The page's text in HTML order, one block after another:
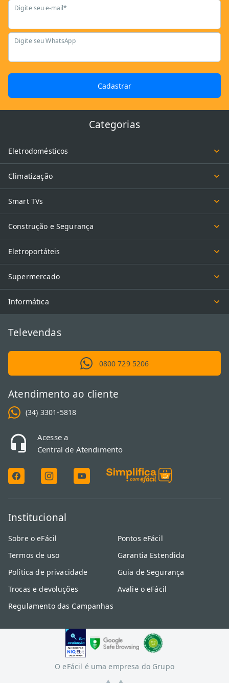
Digite seu e-mail*
Digite seu WhatsApp
Cadastrar
Categorias
Eletrodomésticos
Climatização
Smart TVs
Construção e Segurança
Eletroportáteis
Supermercado
Informática
Televendas
0800 729 5206
Atendimento ao cliente
(34) 3301-5818
Acesse a
Central de Atendimento
Institucional
Sobre o eFácil
Termos de uso
Política de privacidade
Trocas e devoluções
Regulamento das Campanhas
Pontos eFácil
Garantia Estendida
Guia de Segurança
Avalie o eFácil
O eFácil é uma empresa do Grupo